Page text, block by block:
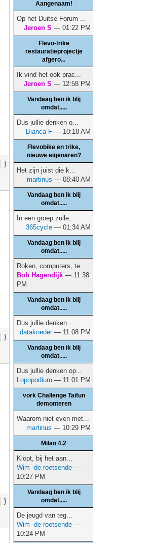
}
}
}
Aangenaam!
Op het Duitse Forum ...
Jeroen S — 01:22 PM
Flevo-trike
restauratieprojectje
afgero...
Ik vind het ook prac...
Jeroen S — 12:58 PM
Vandaag ben ik blij
omdat.....
Dus jullie denken o...
Bianca F — 10:18 AM
Flevobike en trike,
nieuwe eigenaren?
Het zijn juist die k...
martinus — 08:40 AM
Vandaag ben ik blij
omdat.....
In een groep zulle...
365cycle — 01:34 AM
Vandaag ben ik blij
omdat.....
Roken, computers, te...
Bob Hagendijk — 11:38
PM
Vandaag ben ik blij
omdat.....
Dus jullie denken ...
datakneder— 11:08 PM
Vandaag ben ik blij
omdat.....
Dus jullie denken op...
Lopopodium — 11:01 PM
vork Challenge Taifun
demonteren
Waarom niet even met...
martinus — 10:29 PM
Milan 4.2
Klopt, bij het aan...
Wim -de roetsende —
10:27 PM
Vandaag ben ik blij
omdat.....
De jeugd van teg...
Wim -de roetsende —
10:24 PM